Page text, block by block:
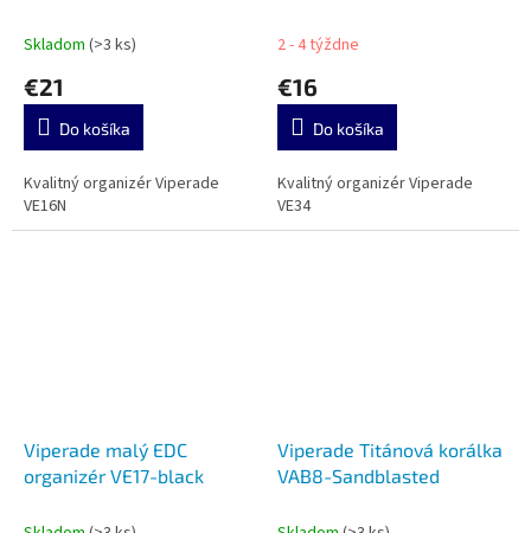
Skladom (>3 ks)
€21
Do košíka
Kvalitný organizér Viperade
VE16N
2 - 4 týždne
€16
Do košíka
Kvalitný organizér Viperade
VE34
Viperade malý EDC
organizér VE17-black
Viperade Titánová korálka
VAB8-Sandblasted